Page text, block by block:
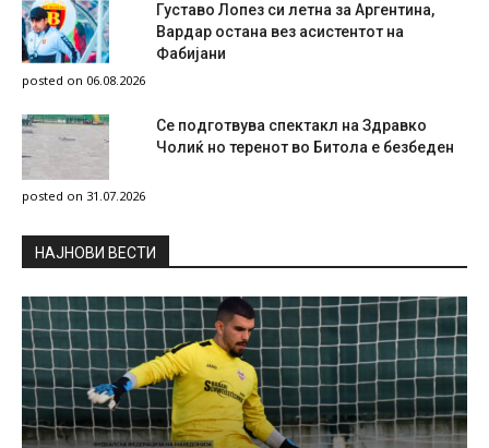
Густаво Лопез си летна за Аргентина,
Вардар остана вез асистентот на
Фабијани
posted on 06.08.2026
Се подготвува спектакл на Здравко
Чолиќ но теренот во Битола е безбеден
posted on 31.07.2026
НAЈНОВИ ВЕСТИ